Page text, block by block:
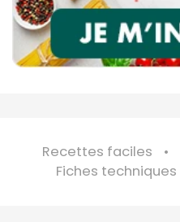
Recettes faciles
Fiches techniques